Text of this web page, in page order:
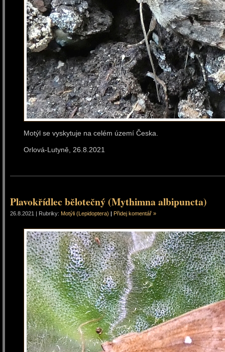
Motýl se vyskytuje na celém území Česka.
Orlová-Lutyně,
Plavokřídlec bělotečný (Mythimna albipuncta)
26.8.2021 | Rubriky: Motýli (Lepidoptera) | Přidej komentář »